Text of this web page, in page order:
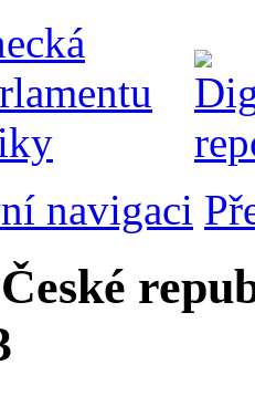
navigaci